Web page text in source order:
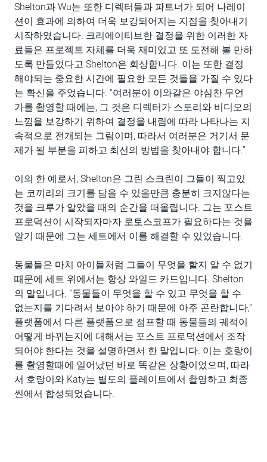
Shelton과 Wu는 또한 디렉터들과 파트너가 되어 나레이
션이 효과에 의하여 더욱 보강되어지는 지점을 찾아내기
시작하였습니다. 크리에이티브한 결정을 위한 이러한 자
료들은 프로젝트 자체를 더욱 재미있고 또 도전해 볼 만하
도록 만들었다고 Shelton은 회상합니다. 이는 또한 결정
해야되는 중요한 시간에 필요한 모든 것들을 가질 수 있다
는 확신을 주었습니다. “여러분이 이와같은 야심찬 무언
가를 촬영할 때에는, 그 것은 디렉터가 스토리와 비디오의
느낌을 보강하기 위하여 결정을 내림에 따라 나타나는 지
속적으로 전개되는 그림이며, 따라서 여러분은 거기서 문
제가 될 부분을 피하고 최선의 방법을 찾아내야 합니다.”
이의 한 예로서, Shelton은 그린 스크린이 그들이 찍고있
는 코끼리의 크기를 담을 수 있을만큼 충분히 크지않다는
것을 크루가 알았을 때의 순간을 떠올립니다. 그는 포스트
프로덕션이 시작되자마자 로토스코프가 필요하다는 것을
알기 때문에 그는 세트에서 이를 해결할 수 있었습니다.
동물들은 마치 아이들처럼 그들이 무엇을 할지 알 수 없기
때문에 세트 위에서는 항상 와일드 카드입니다. Shelton
의 말입니다. “동물들이 무엇을 할 수 있고 무엇을 할 수
없는지를 기다려서 보아야 하기 때문에 아주 곤란합니다,”
플랫폼에서 다른 플랫폼으로 점프할 때 동물들의 궤적이
어떻게 바뀌는지에 대해서는 포스트 프로덕션에서 조작
되어야 한다는 것을 설명하면서 한 말입니다. 이는 호랑이
를 촬영할때에 일어났던 바로 똑같은 상황이었으며, 따라
서 호랑이와 Katy는 별도의 플레이트에서 촬영하고 최종
씬에서 합성되었습니다.